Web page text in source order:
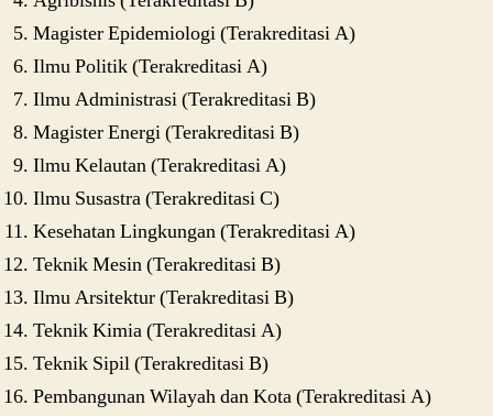
Magister Epidemiologi (Terakreditasi A)
Ilmu Politik (Terakreditasi A)
Ilmu Administrasi (Terakreditasi B)
Magister Energi (Terakreditasi B)
Ilmu Kelautan (Terakreditasi A)
Ilmu Susastra (Terakreditasi C)
Kesehatan Lingkungan (Terakreditasi A)
Teknik Mesin (Terakreditasi B)
Ilmu Arsitektur (Terakreditasi B)
Teknik Kimia (Terakreditasi A)
Teknik Sipil (Terakreditasi B)
Pembangunan Wilayah dan Kota (Terakreditasi A)